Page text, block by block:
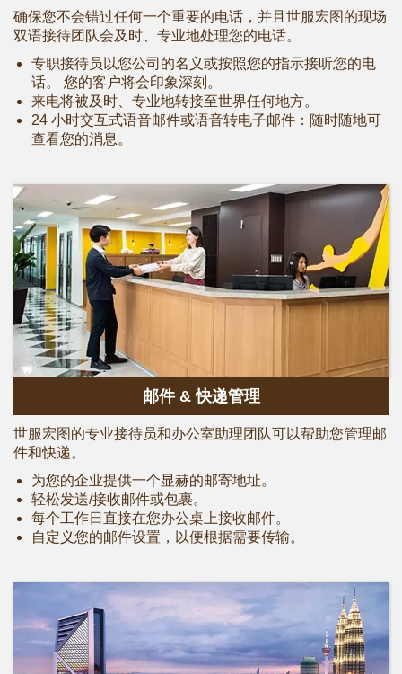
确保您不会错过任何一个重要的电话，并且世服宏图的现场
双语接待团队会及时、专业地处理您的电话。
专职接待员以您公司的名义或按照您的指示接听您的电
话。 您的客户将会印象深刻。
来电将被及时、专业地转接至世界任何地方。
24 小时交互式语音邮件或语音转电子邮件：随时随地可
查看您的消息。
邮件 & 快递管理
世服宏图的专业接待员和办公室助理团队可以帮助您管理邮
件和快递。
为您的企业提供一个显赫的邮寄地址。
轻松发送/接收邮件或包裹。
每个工作日直接在您办公桌上接收邮件。
自定义您的邮件设置，以便根据需要传输。